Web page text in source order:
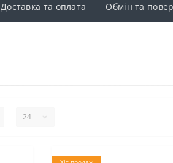
Доставка та оплата Обмін та